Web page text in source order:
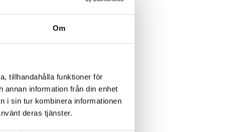
Om
tillhandahålla funktioner för
information från din enhet
i sin tur kombinera informationen
deras tjänster.
för
av
en